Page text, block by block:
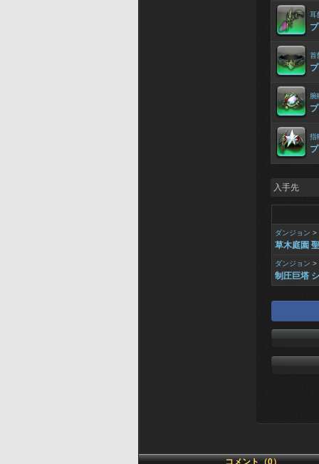
耳
首
腕
指
入手先
ダンジョン >
草木庭園
ダンジョン >
制圧巨塔
コメント（0）